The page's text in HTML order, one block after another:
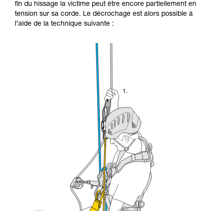
fin du hissage la victime peut être encore partiellement en
tension sur sa corde. Le décrochage est alors possible à
l’aide de la technique suivante :